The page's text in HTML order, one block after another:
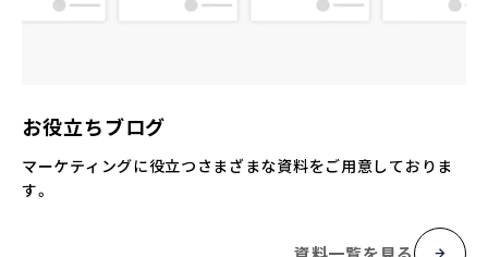
お役立ちブログ
マーケティングに役立つさまざまな資料をご用意しておりま
す。